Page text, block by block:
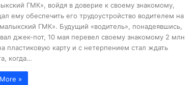
гибели…...
УСК?...
зарабатывают ...
ГМК», войдя в доверие к своему знакомому,
ему обеспечить его трудоустройство водителем на
ГМК». Будущий «водитель», понадеявшись,
джек-пот, 10 мая перевел своему знакомому 2 млн
пластиковую карту и с нетерпением стал ждать
когда…
»